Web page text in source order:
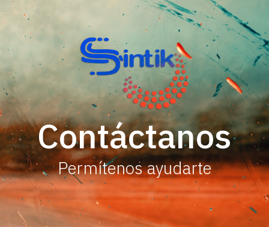
Contáctanos
Permítenos ayudarte